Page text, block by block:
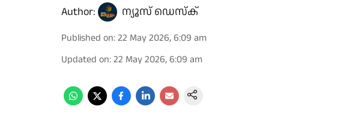
Author: ന്യൂസ് ഡെസ്ക്
Published on:22 May 2026, 6:09 am
Updated on:22 May 2026, 6:09 am